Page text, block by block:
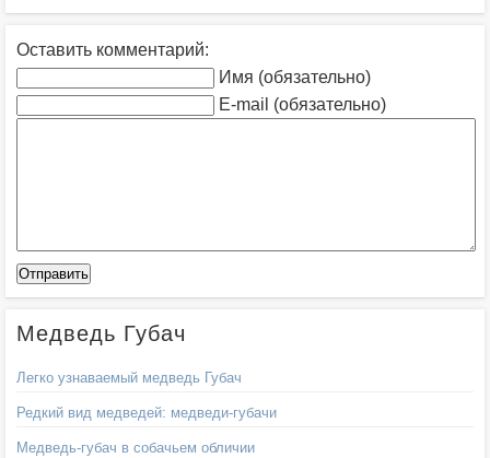
Оставить комментарий:
Имя (обязательно)
E-mail (обязательно)
Медведь Губач
Легко узнаваемый медведь Губач
Редкий вид медведей: медведи-губачи
Медведь-губач в собачьем обличии